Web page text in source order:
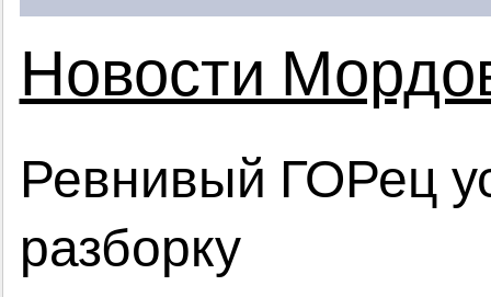
Новости
Ревнивый ГОРец
разборку